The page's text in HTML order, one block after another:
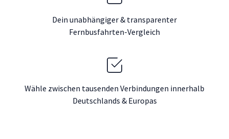
Dein unabhängiger & transparenter
Fernbusfahrten-Vergleich
Wähle zwischen tausenden Verbindungen innerhalb
Deutschlands & Europas